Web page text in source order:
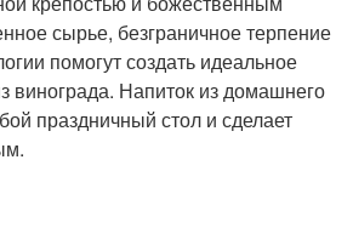
сырье, безграничное терпение
помогут создать идеальное
винограда. Напиток из домашнего
праздничный стол и сделает